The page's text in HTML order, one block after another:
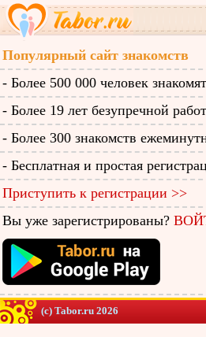
Популярный сайт знакомств
- Более 500 000 человек
- Более 19 лет безупречной
- Более 300 знакомств
- Бесплатная и простая
Приступить к регистрации >>
Вы уже зарегистрированы?
(c) Tabor.ru 2026